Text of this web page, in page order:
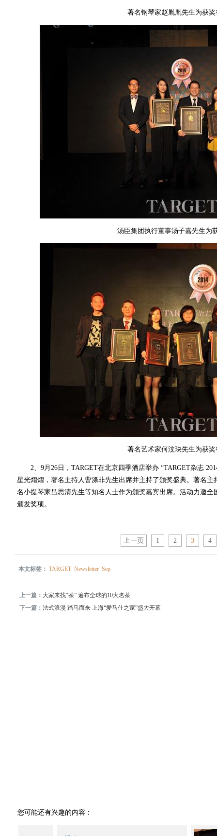
著名钢琴家赵胤胤先生为获
汤臣集团执行董事汤子嘉先生为
著名艺术家何汶玦先生为获
2、9月26日，TARGET在北京四季酒店举办 “TARGET杂志
星光熠熠，著名主持人曹涤非先生出席并主持了颁奖盛典。著名
名小提琴家吕思清先生等知名人士作为颁奖嘉宾出席。活动力邀
颁发奖项。
上一页 1 2 3 4
本文标签：TARGET Newsletter Sep
上一篇： 大家来找“茶” 遍布全球的10大名茶
下一篇：法式浪漫 踏马而来 上海“爱马仕之家”盛大开幕
您可能还有兴趣的内容：